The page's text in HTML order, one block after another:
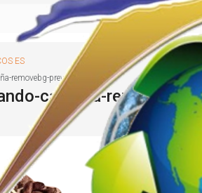
ES
removebg-preview
castaña-removebg-